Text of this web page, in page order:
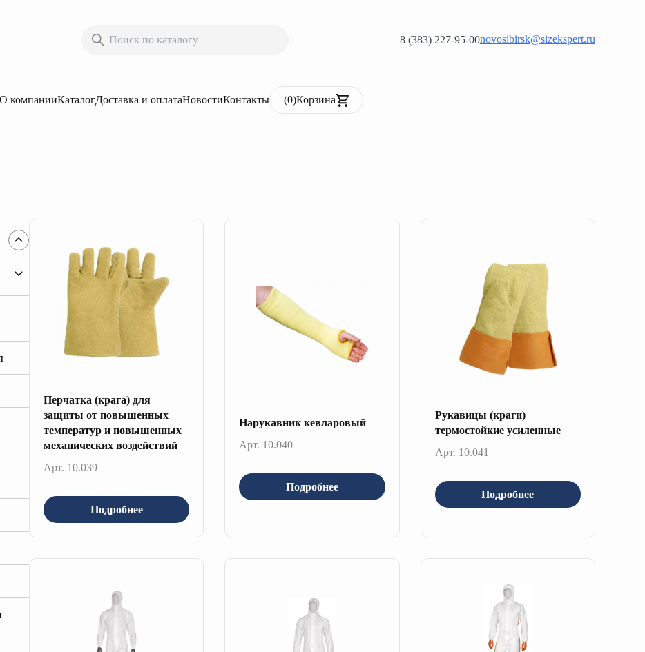
8 (383) 227-95-00novosibirsk@sizekspert.ru
О компанииКаталогДоставка и оплатаНовостиКонтакты (0)Корзина
Перчатка (крага) для
защиты от повышенных
температур и повышенных
механических воздействий
Арт. 10.039
Подробнее
Нарукавник кевларовый
Арт. 10.040
Подробнее
Рукавицы (краги)
термостойкие усиленные
Арт. 10.041
Подробнее